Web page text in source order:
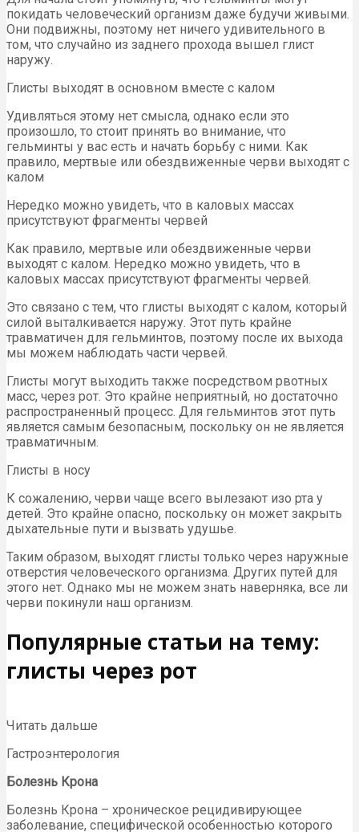
покидать человеческий организм даже будучи живыми.
Они подвижны, поэтому нет ничего удивительного в
том, что случайно из заднего прохода вышел глист
наружу.
Глисты выходят в основном вместе с калом
Удивляться этому нет смысла, однако если это
произошло, то стоит принять во внимание, что
гельминты у вас есть и начать борьбу с ними. Как
правило, мертвые или обездвиженные черви выходят с
калом
Нередко можно увидеть, что в каловых массах
присутствуют фрагменты червей
Как правило, мертвые или обездвиженные черви
выходят с калом. Нередко можно увидеть, что в
каловых массах присутствуют фрагменты червей.
Это связано с тем, что глисты выходят с калом, который
силой выталкивается наружу. Этот путь крайне
травматичен для гельминтов, поэтому после их выхода
мы можем наблюдать части червей.
Глисты могут выходить также посредством рвотных
масс, через рот. Это крайне неприятный, но достаточно
распространенный процесс. Для гельминтов этот путь
является самым безопасным, поскольку он не является
травматичным.
Глисты в носу
К сожалению, черви чаще всего вылезают изо рта у
детей. Это крайне опасно, поскольку он может закрыть
дыхательные пути и вызвать удушье.
Таким образом, выходят глисты только через наружные
отверстия человеческого организма. Других путей для
этого нет. Однако мы не можем знать наверняка, все ли
черви покинули наш организм.
Популярные статьи на тему:
глисты через рот
Читать дальше
Гастроэнтерология
Болезнь Крона
Болезнь Крона – хроническое рецидивирующее
заболевание, специфической особенностью которого